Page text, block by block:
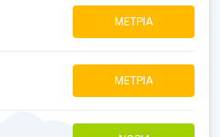
ΜΈΤΡΙΑ
ΜΈΤΡΙΑ